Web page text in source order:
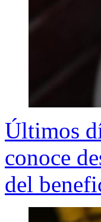
Últimos
conoce
del